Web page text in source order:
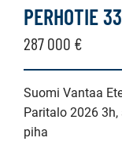
PERHOTIE
287 000 €
Suomi Vantaa
Paritalo 2026
piha